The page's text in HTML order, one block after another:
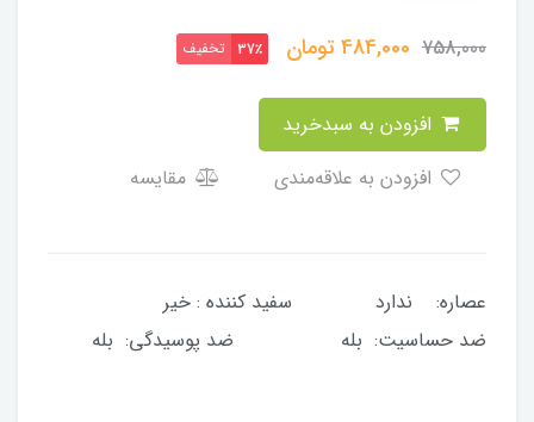
758,000
484,000تومان 37٪ تخفیف
مقایسه
عصاره: ندارد سفید کننده : خیر
ضد حساسیت: بله ضد پوسیدگی: بله